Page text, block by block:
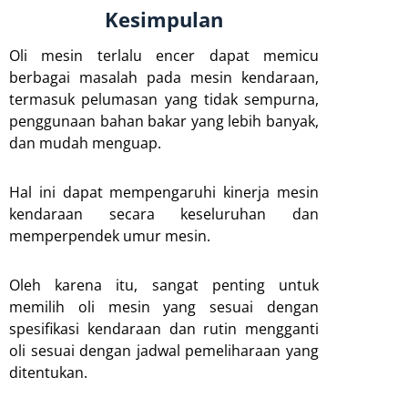
Kesimpulan
Oli mesin terlalu encer dapat memicu
berbagai masalah pada mesin kendaraan,
termasuk pelumasan yang tidak sempurna,
penggunaan bahan bakar yang lebih banyak,
dan mudah menguap.
Hal ini dapat mempengaruhi kinerja mesin
kendaraan secara keseluruhan dan
memperpendek umur mesin.
Oleh karena itu, sangat penting untuk
memilih oli mesin yang sesuai dengan
spesifikasi kendaraan dan rutin mengganti
oli sesuai dengan jadwal pemeliharaan yang
ditentukan.